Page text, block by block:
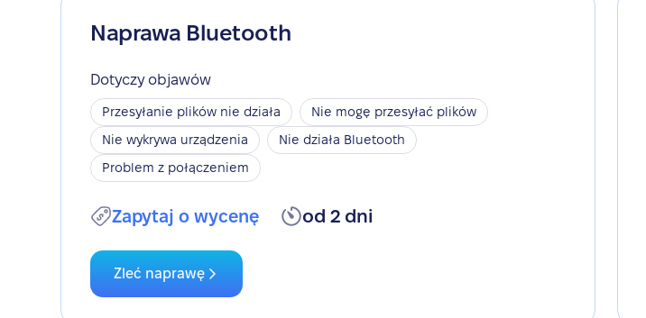
Naprawa Bluetooth
Dotyczy objawów
Przesyłanie plików nie działa
Nie mogę przesyłać plików
Nie wykrywa urządzenia
Nie działa Bluetooth
Problem z połączeniem
Zapytaj o wycenę od 2 dni
Zleć naprawę